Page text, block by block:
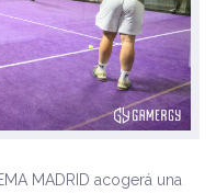
MADRID acogerá una